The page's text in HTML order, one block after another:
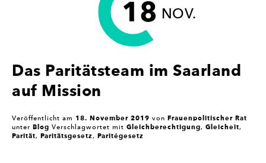
PARITÄTISCH
BESETZT!“18 NOV.
Das Paritätsteam im Saarland
auf Mission
Veröffentlicht am 18. November 2019 von Frauenpolitischer Rat
unter Blog Verschlagwortet mit Gleichberechtigung, Gleicheit,
Parität, Paritätsgesetz, Paritégesetz